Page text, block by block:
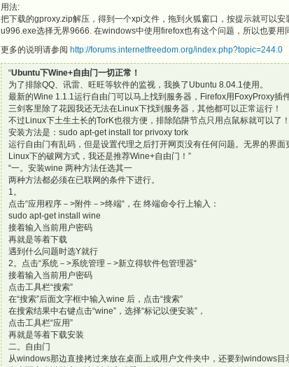
用法:
把下载的gproxy.zip解压，得到一个xpi文件，拖到火狐窗口，按提示就可以安
u996.exe选择无界9666. 在windows中使用firefox也有这个问题，所以也要用
更多的说明请参阅 http://forums.internetfreedom.org/index.php?topic=244.0
“Ubuntu下Wine+自由门一切正常！
为了排除QQ、讯雷、旺旺等软件的监视，我换了Ubuntu 8.04.1使用。
最新的Wine 1.1.1运行自由门可以马上找到服务器，Firefox用FoxyProxy插
三剑客里除了花园我还无法在Linux下找到服务器，其他都可以正常运行！
不过Linux下土生土长的TorK也很方便，排除陷阱节点只用点鼠标就可以了！
安装方法是：sudo apt-get install tor privoxy tork
运行自由门有乱码，但是设置代理之后打开网页没有任何问题。无界的界面
Linux下的破网方式，我还是推荐Wine+自由门！”
“一。安装wine 两种方法任选其一
两种方法都必须在已联网的条件下进行。
1。
点击“应用程序－>附件－>终端“，在 终端命令行上输入：
sudo apt-get install wine
接着输入当前用户密码
再就是等着下载
遇到什么问题时选Y就行
2。点击“系统－>系统管理－>新立得软件包管理器“
接着输入当前用户密码
点击工具栏“搜索”
在“搜索”后面文字框中输入wine 后，点击“搜索”
在搜索结果中右键点击“wine”，选择“标记以便安装”，
点击工具栏“应用”
再就是等着下载安装
二。自由门
从windows那边直接拷过来放在桌面上或用户文件夹中，还要到windows